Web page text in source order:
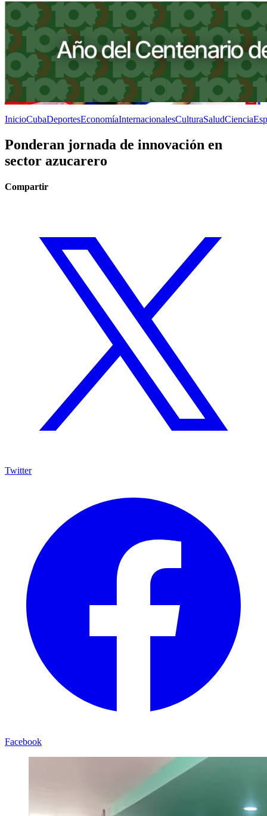
InicioCubaDeportesEconomíaInternacionalesCulturaSaludCiencia
Ponderan jornada de innovación en
sector azucarero
Compartir
Twitter
Facebook